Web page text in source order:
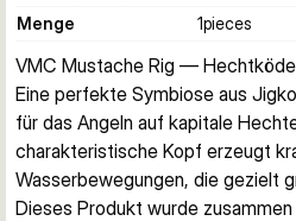
Menge
1pieces
VMC Mustache Rig —
Eine perfekte Symbiose aus
für das Angeln auf kapitale
charakteristische Kopf erzeugt
Wasserbewegungen, die gezielt
Dieses Produkt wurde